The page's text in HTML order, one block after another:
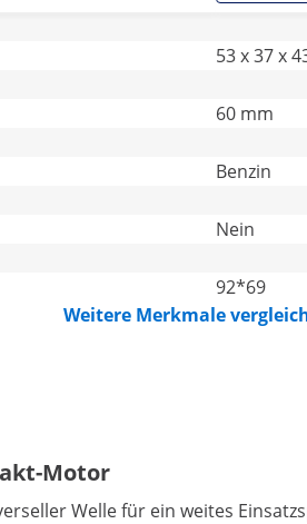
53 x 37 x
60 mm
Benzin
Nein
92*69
Weitere Merkmale
Motor
Welle für ein weites